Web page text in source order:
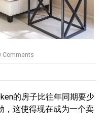
Comments
的房子比往年同期要少
，这使得现在成为一个卖